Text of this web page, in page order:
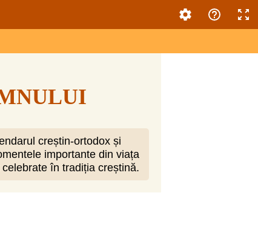
creștin-ortodox și
importante din viața
în tradiția creștină.